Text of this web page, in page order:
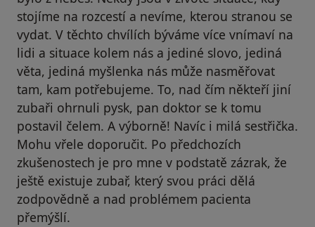
stojíme na rozcestí a nevíme, kterou stranou se
vydat. V těchto chvílích býváme více vnímaví na
lidi a situace kolem nás a jediné slovo, jediná
věta, jediná myšlenka nás může nasměřovat
tam, kam potřebujeme. To, nad čím někteří jiní
zubaři ohrnuli pysk, pan doktor se k tomu
postavil čelem. A výborně! Navíc i milá sestřička.
Mohu vřele doporučit. Po předchozích
zkušenostech je pro mne v podstatě zázrak, že
ještě existuje zubař, který svou práci dělá
zodpovědně a nad problémem pacienta
přemýšlí.